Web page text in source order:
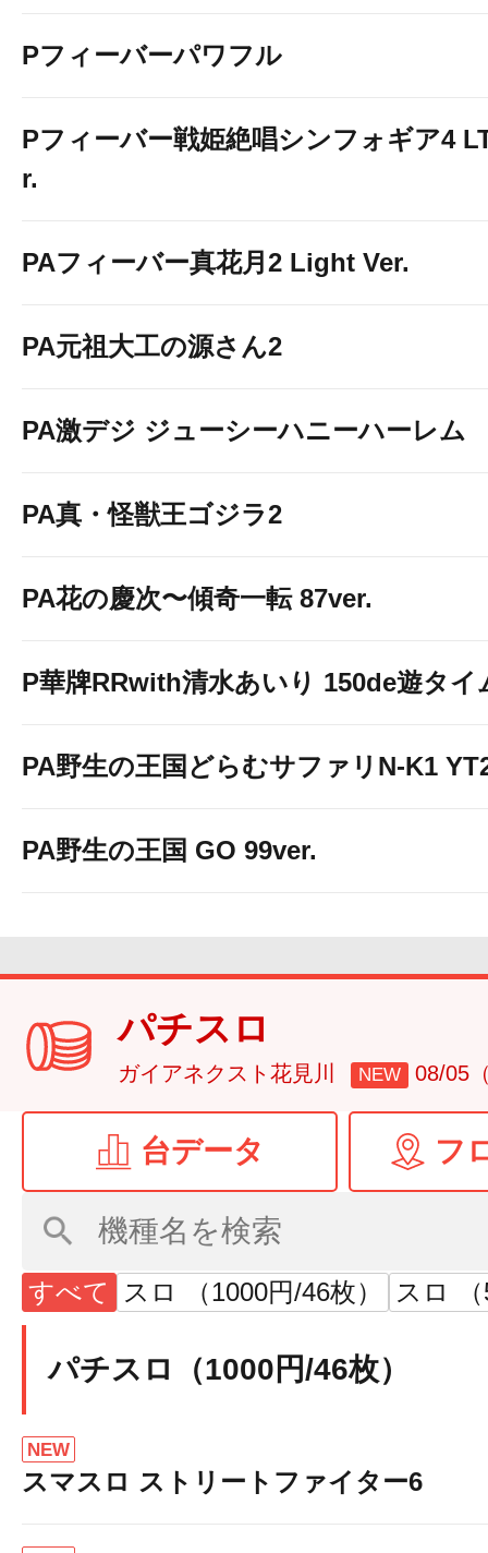
Pフィーバーパワフル
Pフィーバー戦姫絶唱シンフォギア4
r.
PAフィーバー真花月2 Light Ver.
PA元祖大工の源さん2
PA激デジ ジューシーハニーハーレム
PA真・怪獣王ゴジラ2
PA花の慶次〜傾奇一転 87ver.
P華牌RRwith清水あいり 150de遊タイ
PA野生の王国どらむサファリN-K1
PA野生の王国 GO 99ver.
パチスロ
ガイアネクスト花見川 NEW 08/05
台データ フ
すべて スロ （1000円/46枚） スロ
パチスロ（1000円/46枚）
NEW
スマスロ ストリートファイター6